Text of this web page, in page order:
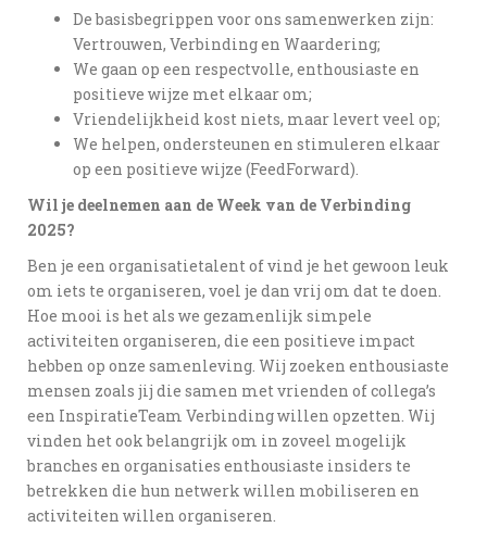
De basisbegrippen voor ons samenwerken zijn:
Vertrouwen, Verbinding en Waardering;
We gaan op een respectvolle, enthousiaste en
positieve wijze met elkaar om;
Vriendelijkheid kost niets, maar levert veel op;
We helpen, ondersteunen en stimuleren elkaar
op een positieve wijze (FeedForward).
Wil je deelnemen aan de Week van de Verbinding
2025?
Ben je een organisatietalent of vind je het gewoon leuk
om iets te organiseren, voel je dan vrij om dat te doen.
Hoe mooi is het als we gezamenlijk simpele
activiteiten organiseren, die een positieve impact
hebben op onze samenleving. Wij zoeken enthousiaste
mensen zoals jij die samen met vrienden of collega’s
een InspiratieTeam Verbinding willen opzetten. Wij
vinden het ook belangrijk om in zoveel mogelijk
branches en organisaties enthousiaste insiders te
betrekken die hun netwerk willen mobiliseren en
activiteiten willen organiseren.